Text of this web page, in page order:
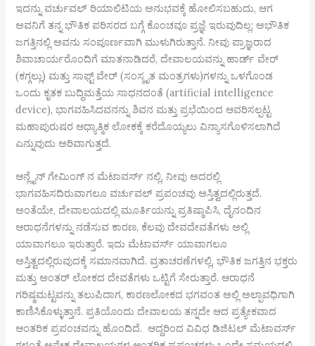
ಇದನ್ನು ವರ್ಚುವಲ್ ರಿಯಾಲಿಟಿಯ ಅನುಭವಕ್ಕೆ ಹೋಲಿಸಬಹುದು, ಆಗ
ಅವನಿಗೆ ತನ್ನ ಭೌತಿಕ ಪರಿಸರದ ಬಗ್ಗೆ ಕೊಂಚವೂ ಪ್ರಜ್ಞೆ ಇರುವುದಿಲ್ಲ; ಅಭೌತಿಕ
ಜಗತ್ತಿನಲ್ಲಿ ಅವನು ಸಂಪೂರ್ಣವಾಗಿ ಮುಳುಗಿರುತ್ತಾನೆ. ನೀವು ಪ್ರಾಜ್ಞರಾದ
ಶಿವಾಚಾರ್ಯರೊಂದಿಗೆ ಮಾತನಾಡಿದರೆ, ದೇವಾಲಯವನ್ನು ಹಾರ್ಡ್ ವೇರ್
(ಕಗ್ಗಲ್ಲು) ಮತ್ತು ಸಾಫ್ಟ್ ವೇರ್ (ಸಂಸ್ಕೃತ ಮಂತ್ರಗಳು)ಗಳನ್ನು ಒಳಗೊಂಡ
ಒಂದು ಕೃತಕ ಬುದ್ಧಿಮತ್ತೆಯ ಸಾಧನದಂತೆ (artificial intelligence
device), ಭಾಗವಹಿಸಿದವನನ್ನು ಶಿವನ ಮತ್ತು ಪ್ರಭೆಯಿಂದ ಆವರಿಸಲ್ಪಟ್ಟ
ಮಹಾಪುರುಷರ ಆಧ್ಯಾತ್ಮಿಕ ಲೋಕಕ್ಕೆ ಕರೆದೊಯ್ಯಲು ವಿನ್ಯಾಸಗೊಳಿಸಲಾಗಿದೆ
ಎನ್ನುವುದು ಅರಿವಾಗುತ್ತದೆ.
ಆನ್ಲೈನ್ ಗೇಮಿಂಗ್ ನ ಮೆಟಾವರ್ಸ್ ನಲ್ಲಿ, ನೀವು ಅದರಲ್ಲಿ
ಭಾಗವಹಿಸದಿರುವಾಗಲೂ ವರ್ಚುವಲ್ ಪ್ರಪಂಚವು ಅಸ್ತಿತ್ವದಲ್ಲಿರುತ್ತದೆ.
ಅಂತೆಯೇ, ದೇವಾಲಯದಲ್ಲಿ ಮೂರ್ತಿಯನ್ನು ಪ್ರತಿಷ್ಠಾಪಿಸಿ, ದೈನಂದಿನ
ಆರಾಧನೆಗಳನ್ನು ನಡೆಸುವ ಕಾರಣ, ಕೆಲವು ದೇವದೇವತೆಗಳು ಅಲ್ಲಿ
ಯಾವಾಗಲೂ ಇರುತ್ತಾರೆ. ಇದು ಮೆಟಾವರ್ಸ್ ಯಾವಾಗಲೂ
ಅಸ್ತಿತ್ವದಲ್ಲಿರುವುದಕ್ಕೆ ಸಮಾನವಾಗಿದೆ. ವ್ರತಾಚರಣೆಗಳಲ್ಲಿ, ಭೌತಿಕ ಜಗತ್ತಿನ ಭಕ್ತರು
ಮತ್ತು ಅಂತರ್ ಲೋಕದ ದೇವತೆಗಳು ಒಟ್ಟಿಗೆ ಸೇರುತ್ತಾರೆ. ಆರಾಧನೆ
ಗರಿಷ್ಠಮಟ್ಟವನ್ನು ತಲುಪಿದಾಗ, ಕಾರಣಲೋಕದ ಭಗವಂತ ಅಲ್ಲಿ ಅಲ್ಪಾವಧಿಗಾಗಿ
ಕಾಣಿಸಿಕೊಳ್ಳುತ್ತಾನೆ. ಪ್ರತಿಯೊಂದು ದೇವಾಲಯ ತನ್ನದೇ ಆದ ಪ್ರತ್ಯೇಕವಾದ
ಆಂತರಿಕ ಪ್ರಪಂಚವನ್ನು ಹೊಂದಿದೆ. ಆದ್ದರಿಂದ ವಿವಿಧ ಡಿಜಿಟಲ್ ಮೆಟಾವರ್ಸ್